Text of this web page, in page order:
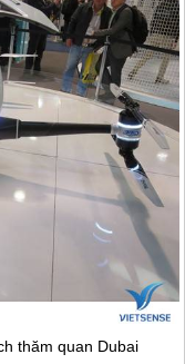
thăm quan Dubai